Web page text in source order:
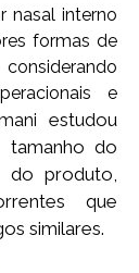
nasal interno
formas de
e
estudou
do
do produto,
que
similares.